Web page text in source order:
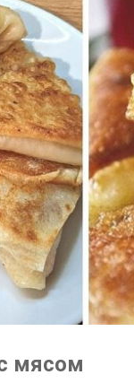
мясом